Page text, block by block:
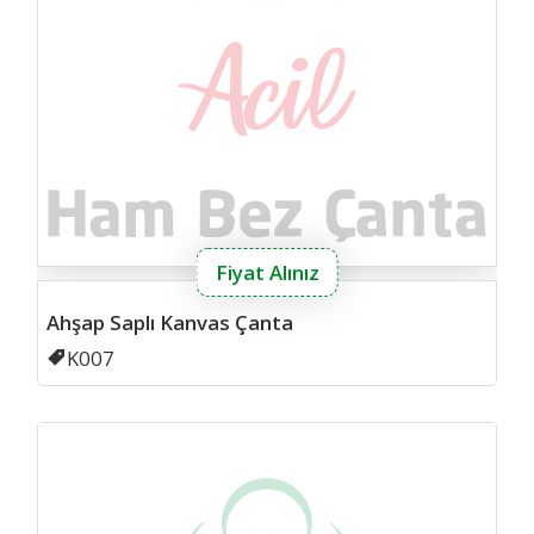
Fiyat Alınız
Ahşap Saplı Kanvas Çanta
Kodu
K007